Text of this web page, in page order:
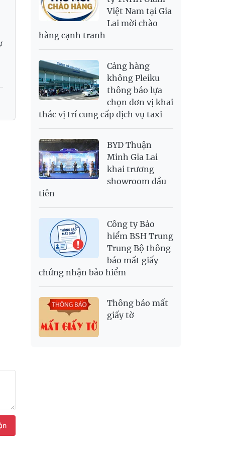
SAR
6,945.42
7,244.36
2,702.79
2,817.41
SGD
USD
26,000 26,030 26,410
Việt Nam tại Gia
Lai mời chào
hàng cạnh tranh
Cảng hàng
không Pleiku
thông báo lựa
chọn đơn vị khai
thác vị trí cung cấp dịch vụ taxi
BYD Thuận
Minh Gia Lai
khai trương
showroom đầu
tiên
Công ty Bảo
hiểm BSH Trung
Trung Bộ thông
báo mất giấy
chứng nhận bảo hiểm
Thông báo mất
giấy tờ